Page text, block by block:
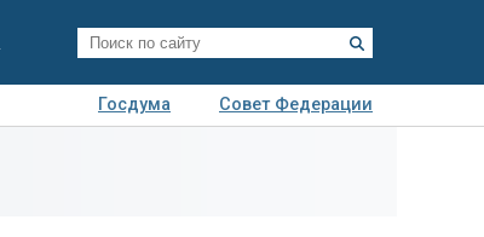
Госдума
Совет Федерации